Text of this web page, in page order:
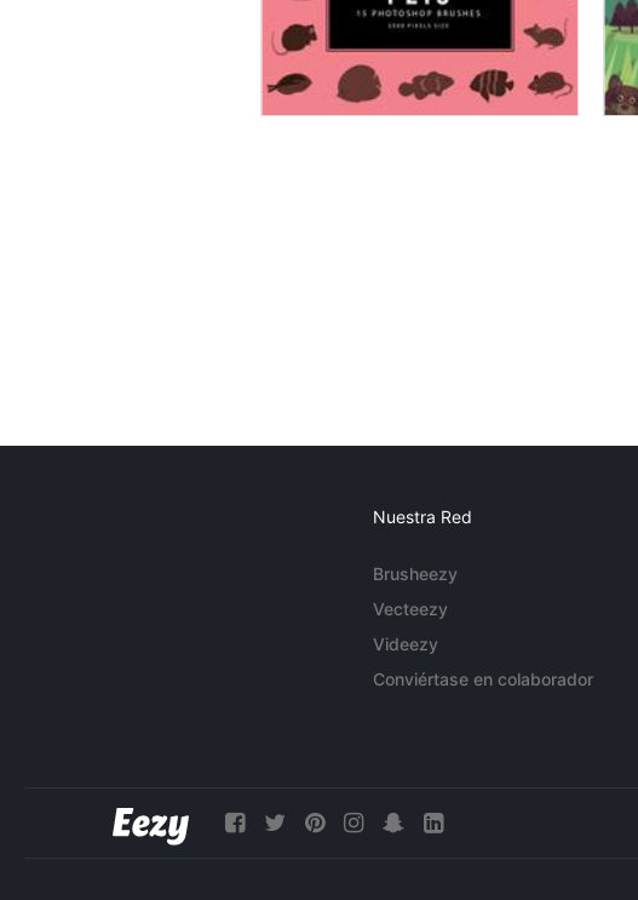
Nuestra Red
Brusheezy
Vecteezy
Videezy
Conviértase en colaborador